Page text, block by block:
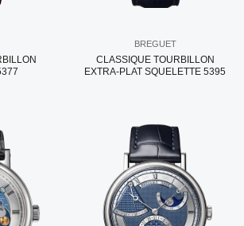
BREGUET
CLASSIQUE TOURBILLON
EXTRA-PLAT SQUELETTE 5395